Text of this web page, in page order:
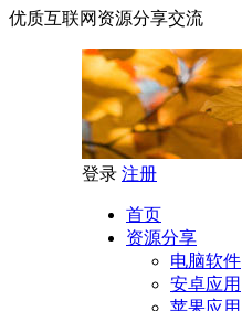
优质互联网资源分享交流
登录 注册
首页
资源分享
电脑软件
安卓应用
苹果应用